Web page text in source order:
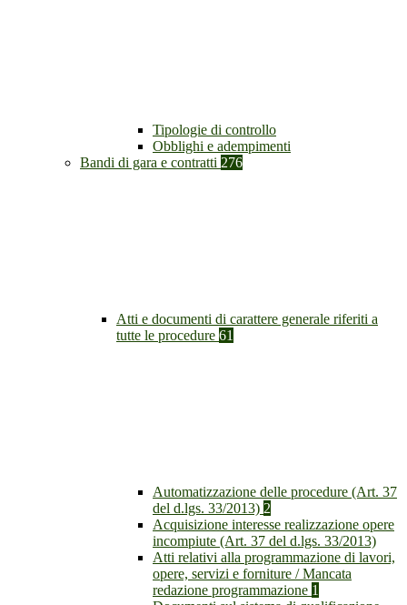
Tipologie di controllo
Obblighi e adempimenti
Bandi di gara e contratti 276
Atti e documenti di carattere generale riferiti a
tutte le procedure 61
Automatizzazione delle procedure (Art. 37
del d.lgs. 33/2013) 2
Acquisizione interesse realizzazione opere
incompiute (Art. 37 del d.lgs. 33/2013)
Atti relativi alla programmazione di lavori,
opere, servizi e forniture / Mancata
redazione programmazione 1